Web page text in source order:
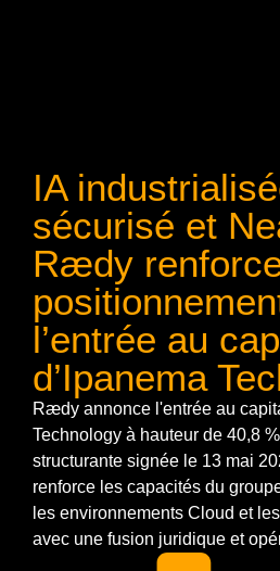
IA
sécurisé et
Rædy
l’entrée au
d’Ipanema
Rædy annonce l'entrée au
Technology à hauteur de 40,8
structurante signée le 13 mai
renforce les capacités du
les environnements Cloud et
avec une fusion juridique et